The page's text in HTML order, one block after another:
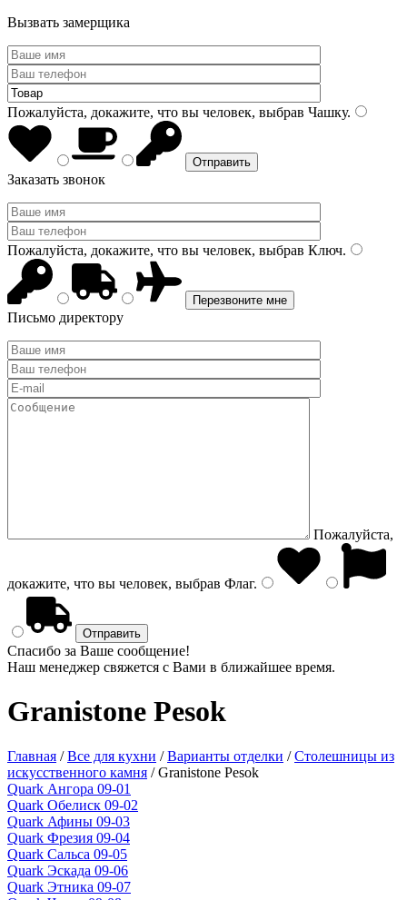
Вызвать замерщика
Пожалуйста, докажите, что вы человек, выбрав Чашку.
Заказать звонок
Пожалуйста, докажите, что вы человек, выбрав Ключ.
Письмо директору
Пожалуйста,
докажите, что вы человек, выбрав Флаг.
Спасибо за Ваше сообщение!
Наш менеджер свяжется с Вами в ближайшее время.
Granistone Pesok
Главная /Все для кухни /Варианты отделки /Столешницы из
искусственного камня /Granistone Pesok
Quark Ангора 09-01
Quark Обелиск 09-02
Quark Афины 09-03
Quark Фрезия 09-04
Quark Сальса 09-05
Quark Эскада 09-06
Quark Этника 09-07